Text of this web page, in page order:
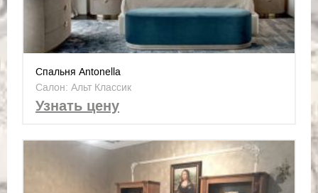
Спальня Antonella
Салон: Альт Классик
Узнать цену